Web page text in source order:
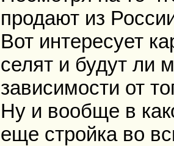
продают из
Вот интересует
селят и будут ли
зависимости от
Ну и вообще в
еще стройка во